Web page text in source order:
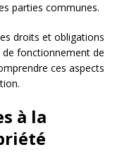
parties communes.
droits et obligations
de fonctionnement de
ces aspects
à la